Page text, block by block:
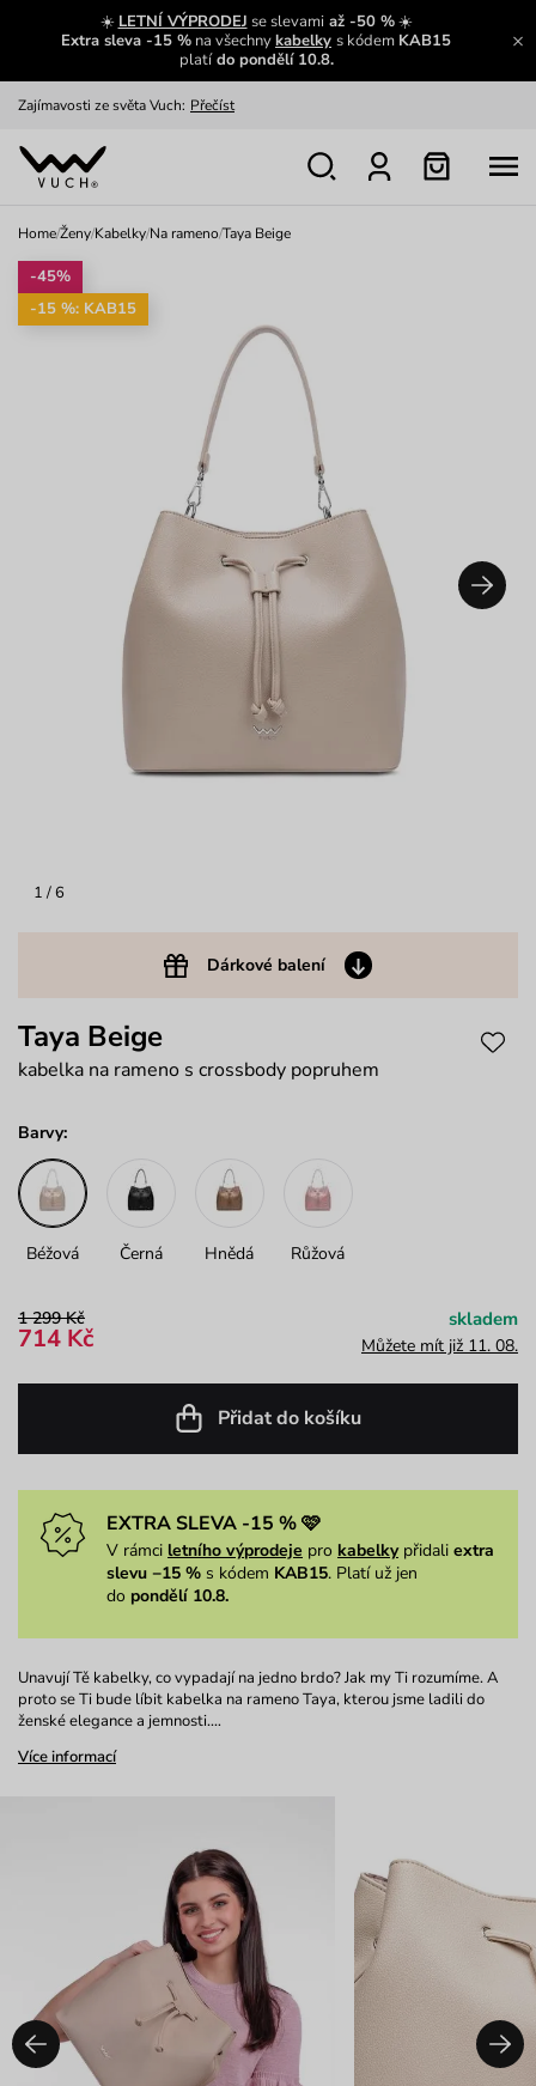
☀️ LETNÍ VÝPRODEJ se slevamiaž -50 %☀️
Extra sleva -15 % na všechnykabelky s kódem KAB15
platído pondělí 10.8.
Zajímavosti ze světa Vuch: Přečíst
Výměna a vrácení zdarma
Home/Ženy/Kabelky/Na rameno/Taya Beige
1 / 6
Dárkové balení
-45%
-15 %: KAB15
Taya Beige
kabelka na rameno s crossbody popruhem
Barvy:
Béžová Černá Hnědá Růžová
1 299 Kč
714 Kč
skladem
Můžete mít již 11. 08.
Přidat do košíku
EXTRA SLEVA -15 % 🩷
V rámci letního výprodeje pro kabelkypřidali extra
slevu −15 % s kódem KAB15. Platí už jen
do pondělí 10.8.
Unavují Tě kabelky, co vypadají na jedno brdo? Jak my Ti rozumíme. A
proto se Ti bude líbit kabelka na rameno Taya, kterou jsme ladili do
ženské elegance a jemnosti.…
Více informací